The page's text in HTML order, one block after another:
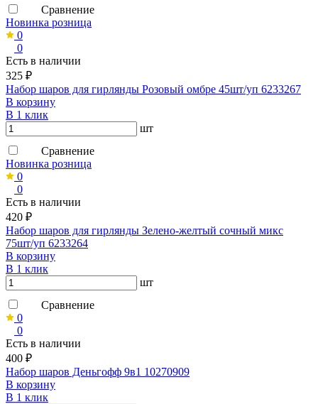
Сравнение
Новинка розница
0
0
Есть в наличии
325 ₽
Набор шаров для гирлянды Розовый омбре 45шт/уп 6233267
В корзину
В 1 клик
шт
Сравнение
Новинка розница
0
0
Есть в наличии
420 ₽
Набор шаров для гирлянды Зелено-желтый сочный микс
75шт/уп 6233264
В корзину
В 1 клик
шт
Сравнение
0
0
Есть в наличии
400 ₽
Набор шаров Деньгофф 9в1 10270909
В корзину
В 1 клик